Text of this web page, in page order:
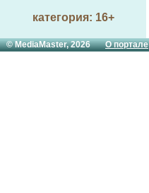
категория: 16+
© MediaMaster, 2026О портале